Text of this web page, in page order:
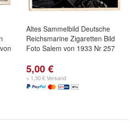
Altes Sammelbild Deutsche
Reichsmarine Zigaretten Bild
Foto Salem von 1933 Nr 257
5,00 €
+ 1,30 € Versand